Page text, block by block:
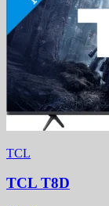
TCL
TCL T8D